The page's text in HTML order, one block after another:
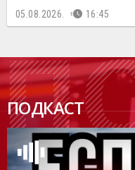
05.08.2026. 16:45
ПОДКАСТ